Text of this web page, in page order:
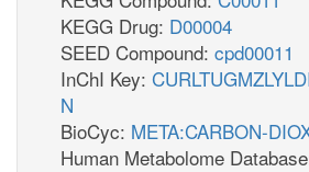
KEGG Drug: D00004
SEED Compound: cpd00011
InChI Key:
N
BioCyc: META:CARBON-
Human Metabolome